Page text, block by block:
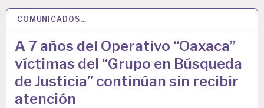
COMUNICADOS…
A 7 años del Operativo “Oaxaca”
víctimas del “Grupo en Búsqueda
de Justicia” continúan sin recibir
atención
02 AGO 2023